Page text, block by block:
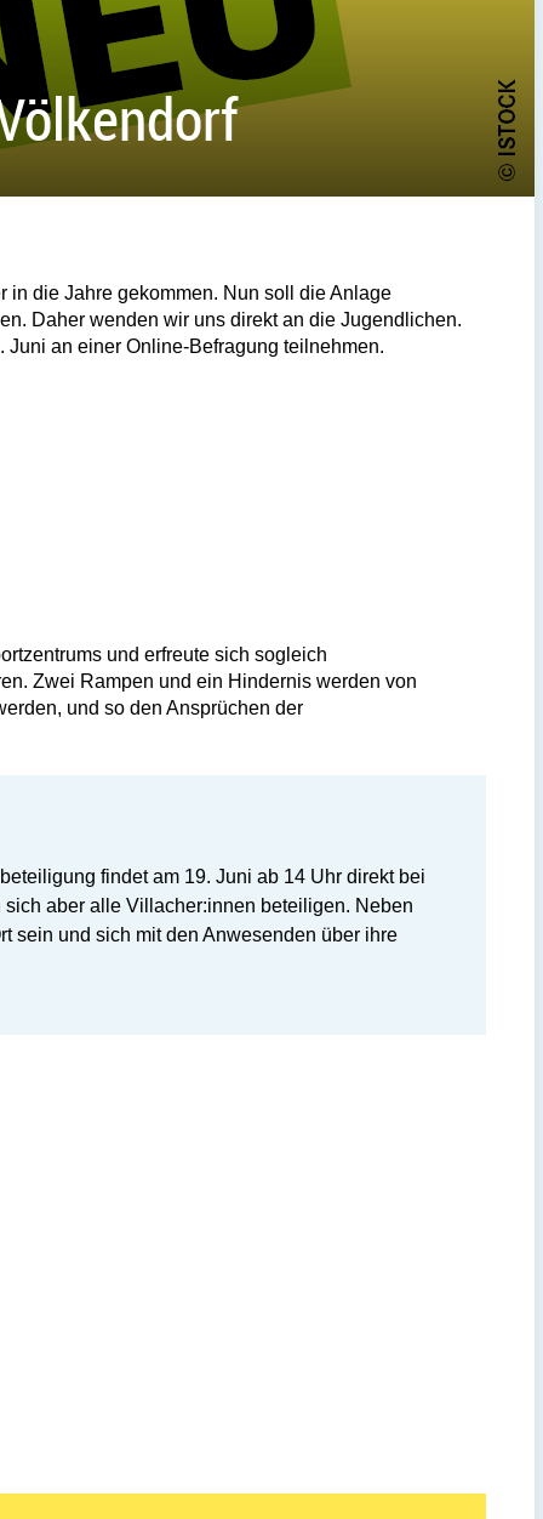
in die Jahre gekommen. Nun soll die Anlage
Daher wenden wir uns direkt an die Jugendlichen.
Juni an einer Online-Befragung teilnehmen.
und erfreute sich sogleich
Zwei Rampen und ein Hindernis werden von
und so den Ansprüchen der
findet am 19. Juni ab 14 Uhr direkt bei
aber alle Villacher:innen beteiligen. Neben
sein und sich mit den Anwesenden über ihre